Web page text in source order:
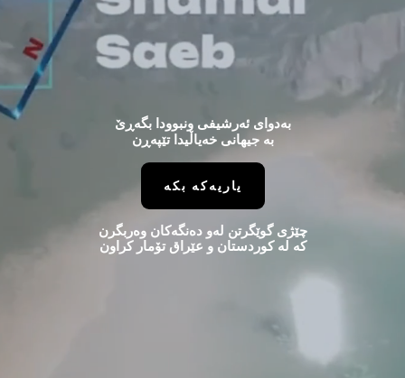
بەدوای ئەرشیفی ونبوودا بگەڕێ
بە جیهانی خەیاڵیدا تێپەڕن
یاریەکه بکه
چێژی گوێگرتن لەو دەنگەکان وەربگرن
کە لە کوردستان و عێراق تۆمار کراون